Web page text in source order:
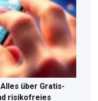
über Gratis-
risikofreies